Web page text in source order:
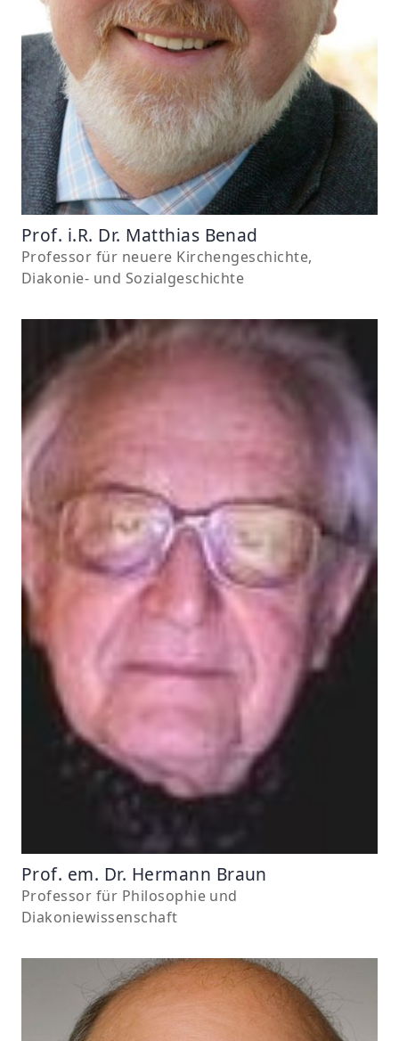
Prof. i.R. Dr. Matthias Benad
Professor für neuere Kirchengeschichte,
Diakonie- und Sozialgeschichte
Prof. em. Dr. Hermann Braun
Professor für Philosophie und
Diakoniewissenschaft